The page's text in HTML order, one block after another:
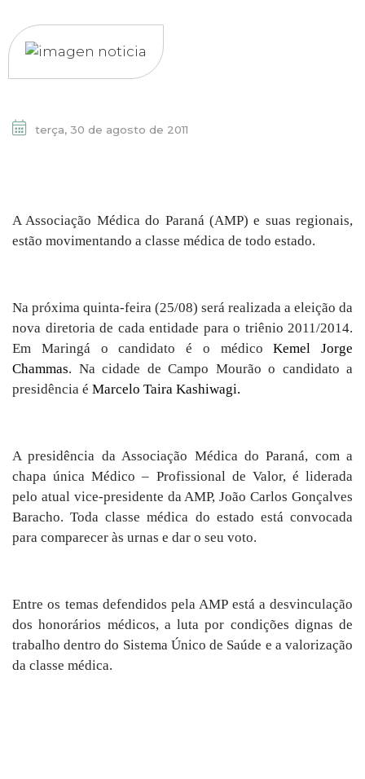
terça, 30 de agosto de 2011
A Associação Médica do Paraná (AMP) e suas regionais,
estão movimentando a classe médica de todo estado.
Na próxima quinta-feira (25/08) será realizada a eleição da
nova diretoria de cada entidade para o triênio 2011/2014.
Em Maringá o candidato é o médicoKemel Jorge
Chammas. Na cidade de Campo Mourão o candidato a
presidência é Marcelo Taira Kashiwagi.
A presidência da Associação Médica do Paraná, com a
chapa única Médico – Profissional de Valor, é liderada
pelo atual vice-presidente da AMP,João Carlos Gonçalves
Baracho.Toda classe médica do estado está convocada
para comparecer às urnas e dar o seu voto.
Entre os temas defendidos pela AMP está a desvinculação
dos honorários médicos, a luta por condições dignas de
trabalho dentro do Sistema Único de Saúde e a valorização
da classe médica.